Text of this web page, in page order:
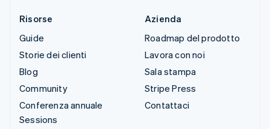
Risorse
Guide
Storie dei clienti
Blog
Community
Conferenza annuale
Sessions
Azienda
Roadmap del prodotto
Lavora con noi
Sala stampa
Stripe Press
Contattaci